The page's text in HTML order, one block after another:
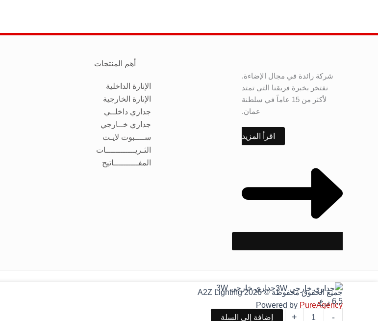
شركة رائدة في مجال الإضاءة.
نفتخر بخبرة فريقنا التي تمتد
لأكثر من 15 عاماً في سلطنة
عمان.
اقرأ المزيد
أهم المنتجات
الإنارة الداخلية
الإنارة الخارجية
جداري داخلــي
جداري خــارجي
ســــبوت لايـت
الثـريــــــــــــات
المفــــــــــاتيح
جميع الحقوق محفوظة © 2026 A2Z Lighting
Powered by PureAgency
جداري خارجي 3W
6,5 ر.ع.
-
كمية
جداري
خارجي
3W
+ إضافة إلى السلة